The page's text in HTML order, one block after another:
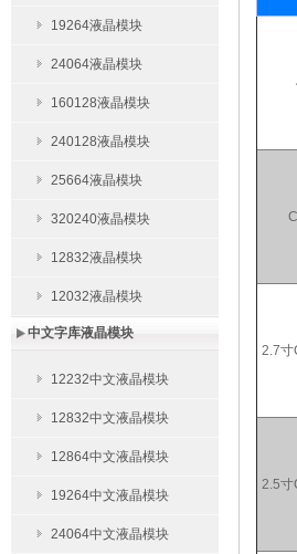
19264液晶模块
24064液晶模块
160128液晶模块
240128液晶模块
25664液晶模块
320240液晶模块
12832液晶模块
12032液晶模块
中文字库液晶模块
12232中文液晶模块
12832中文液晶模块
12864中文液晶模块
19264中文液晶模块
24064中文液晶模块
2.7寸
2.5寸